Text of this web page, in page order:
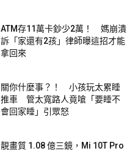
ATM存11萬卡鈔少2萬！ 媽崩潰
訴「家還有2孩」律師曝這招才能
拿回來
關你什麼事？！ 小孩玩太累睡
推車 管太寬路人竟嗆「要睡不
會回家睡」引眾怒
靚畫質 1.08 億三鏡，Mi 10T Pro